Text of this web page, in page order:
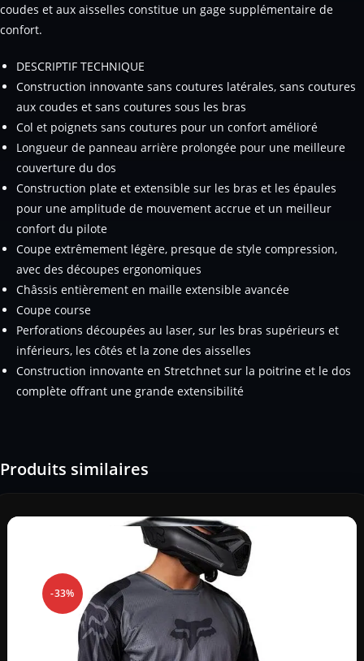
coudes et aux aisselles constitue un gage supplémentaire de
confort.
DESCRIPTIF TECHNIQUE
Construction innovante sans coutures latérales, sans coutures
aux coudes et sans coutures sous les bras
Col et poignets sans coutures pour un confort amélioré
Longueur de panneau arrière prolongée pour une meilleure
couverture du dos
Construction plate et extensible sur les bras et les épaules
pour une amplitude de mouvement accrue et un meilleur
confort du pilote
Coupe extrêmement légère, presque de style compression,
avec des découpes ergonomiques
Châssis entièrement en maille extensible avancée
Coupe course
Perforations découpées au laser, sur les bras supérieurs et
inférieurs, les côtés et la zone des aisselles
Construction innovante en Stretchnet sur la poitrine et le dos
complète offrant une grande extensibilité
Produits similaires
-33%